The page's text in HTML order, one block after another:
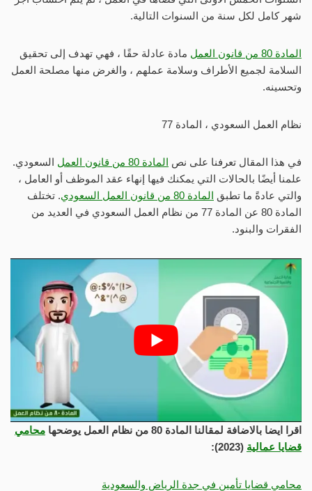
شهر كامل لكل سنة من السنوات التالية.
المادة 80 من قانون العمل
مادة عادلة حقًا ، فهي تهدف إلى تحقيق
السلامة لجميع الأطراف وسلامة عملهم ، والغرض منها مصلحة العمل
وتحسينه.
نظام العمل السعودي ، المادة 77
في هذا المقال تعرفنا على نص المادة 80 من قانون العمل
السعودي.
علمنا أيضًا بالحالات التي يمكنك فيها إنهاء عقد الموظف أو العامل ،
والتي عادةً ما تطبق المادة 80 من قانون العمل السعودي
. تختلف
المادة 80 عن المادة 77 من نظام العمل السعودي في العديد من
الفقرات والبنود.
اقرا ايضا بالاضافة لمقالنا المادة 80 من نظام العمل يوضحها
محامي
قضايا عمالية (2023):
محامي قضايا تأمين في جدة الرياض والسعودية